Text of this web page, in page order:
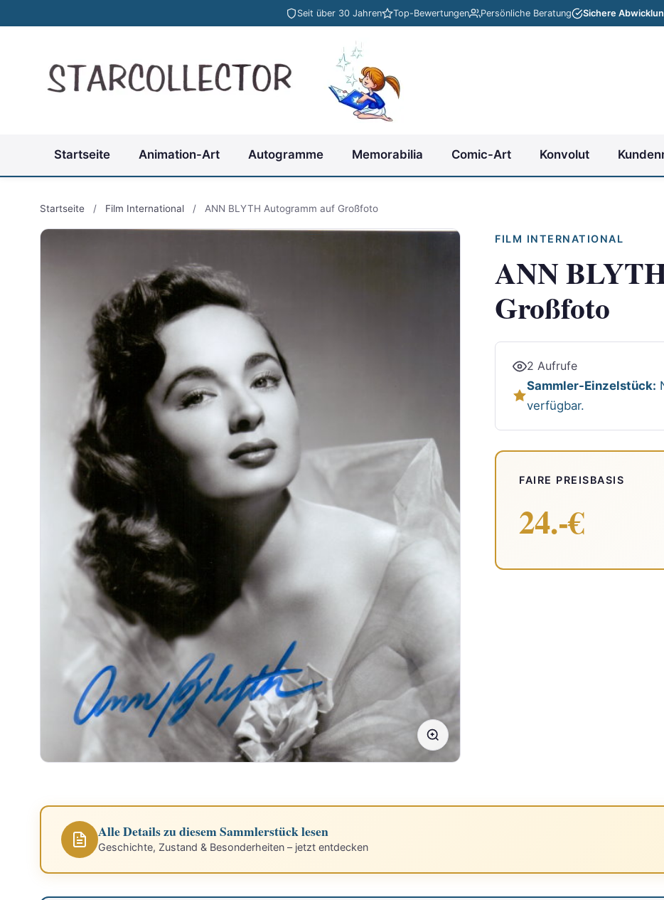
Seit über 30 Jahren Top-Bewertungen Persönliche Beratung Sichere
Startseite Animation-Art Autogramme Memorabilia Comic-Art Konvolut
Startseite / Film International / ANN BLYTH Autogramm auf Großfoto
FILM INTERNATIONAL
ANN
Großfoto
2 Aufrufe
Sammler-Einzelstück:
verfügbar.
FAIRE PREISBASIS
24.-€
Alle Details zu diesem Sammlerstück lesen
Geschichte, Zustand & Besonderheiten – jetzt entdecken